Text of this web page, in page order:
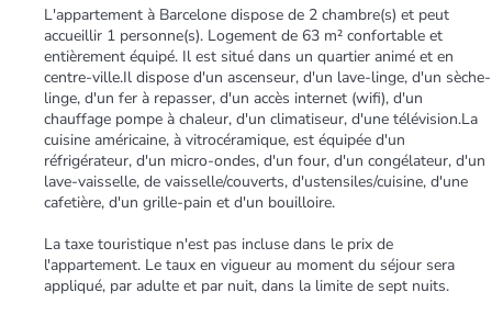
L'appartement à Barcelone dispose de 2 chambre(s) et peut
accueillir 1 personne(s). Logement de 63 m² confortable et
entièrement équipé. Il est situé dans un quartier animé et en
centre-ville.Il dispose d'un ascenseur, d'un lave-linge, d'un sèche-
linge, d'un fer à repasser, d'un accès internet (wifi), d'un
chauffage pompe à chaleur, d'un climatiseur, d'une télévision.La
cuisine américaine, à vitrocéramique, est équipée d'un
réfrigérateur, d'un micro-ondes, d'un four, d'un congélateur, d'un
lave-vaisselle, de vaisselle/couverts, d'ustensiles/cuisine, d'une
cafetière, d'un grille-pain et d'un bouilloire.
La taxe touristique n'est pas incluse dans le prix de
l'appartement. Le taux en vigueur au moment du séjour sera
appliqué, par adulte et par nuit, dans la limite de sept nuits.